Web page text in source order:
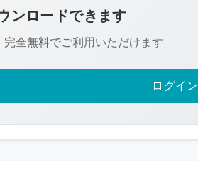
ンロードできます
全無料でご利用いただけます
ログイン